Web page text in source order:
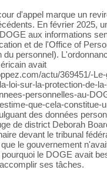
d'appel marque un
En février 2025,
aux informations
et de l'Office of
du personnel).
avait
actu/369451/-
loi-sur-la-protection-de-
personnelles-au-
que-cela-constitue-
des données
de district Deborah
devant le tribunal
le gouvernement
le DOGE avait
ses tâches.